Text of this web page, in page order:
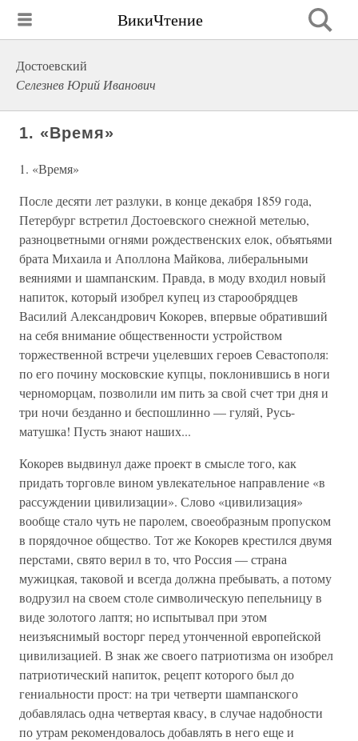
ВикиЧтение
Достоевский
Селезнев Юрий Иванович
1. «Время»
1. «Время»
После десяти лет разлуки, в конце декабря 1859 года,
Петербург встретил Достоевского снежной метелью,
разноцветными огнями рождественских елок, объятьями
брата Михаила и Аполлона Майкова, либеральными
веяниями и шампанским. Правда, в моду входил новый
напиток, который изобрел купец из старообрядцев
Василий Александрович Кокорев, впервые обративший
на себя внимание общественности устройством
торжественной встречи уцелевших героев Севастополя:
по его почину московские купцы, поклонившись в ноги
черноморцам, позволили им пить за свой счет три дня и
три ночи безданно и беспошлинно — гуляй, Русь-
матушка! Пусть знают наших...
Кокорев выдвинул даже проект в смысле того, как
придать торговле вином увлекательное направление «в
рассуждении цивилизации». Слово «цивилизация»
вообще стало чуть не паролем, своеобразным пропуском
в порядочное общество. Тот же Кокорев крестился двумя
перстами, свято верил в то, что Россия — страна
мужицкая, таковой и всегда должна пребывать, а потому
водрузил на своем столе символическую пепельницу в
виде золотого лаптя; но испытывал при этом
неизъяснимый восторг перед утонченной европейской
цивилизацией. В знак же своего патриотизма он изобрел
патриотический напиток, рецепт которого был до
гениальности прост: на три четверти шампанского
добавлялась одна четвертая квасу, в случае надобности
по утрам рекомендовалось добавлять в него еще и